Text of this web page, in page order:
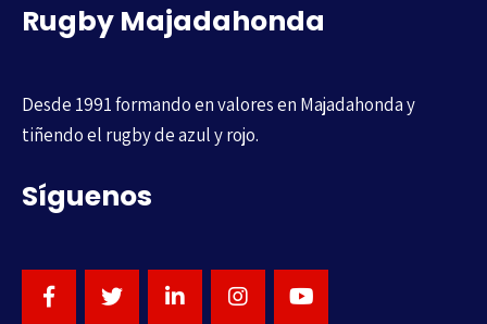
Rugby Majadahonda
Desde 1991 formando en valores en Majadahonda y
tiñendo el rugby de azul y rojo.
Síguenos